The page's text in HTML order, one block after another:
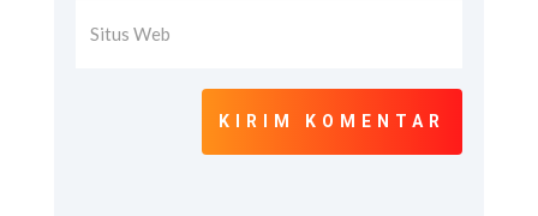
KIRIM KOMENTAR